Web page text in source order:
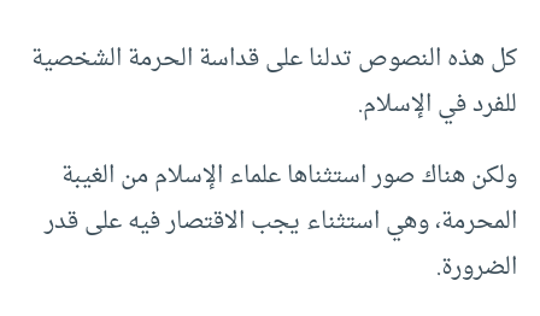
كل هذه النصوص تدلنا على قداسة الحرمة الشخصية
للفرد في الإسلام.
ولكن هناك صور استثناها علماء الإسلام من الغيبة
المحرمة، وهي استثناء يجب الاقتصار فيه على قدر
الضرورة.